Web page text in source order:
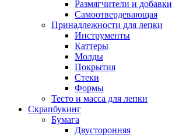
Размягчители и добавки
Самоотвердевающая
Принадлежности для лепки
Инструменты
Каттеры
Молды
Покрытия
Стеки
Формы
Тесто и масса для лепки
Скрапбукинг
Бумага
Двусторонняя